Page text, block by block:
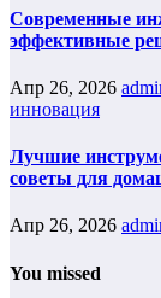
Современные
эффективные
Апр 26, 2026
инновация
Лучшие
советы для
Апр 26, 2026
You missed